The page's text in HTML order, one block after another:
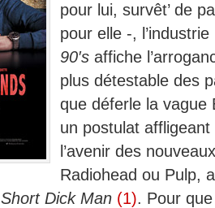
pour lui, survêt’ de
pour elle -,
90′s affiche
plus détestable des
que déferle la vague
un postulat
l’avenir des
Radiohead ou Pulp,
Short Dick Man (1). Pour